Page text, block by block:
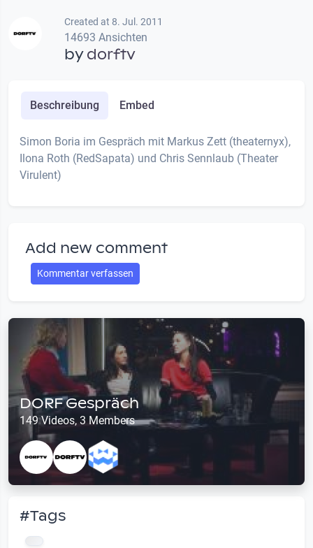
Created at 8. Jul. 2011
14693 Ansichten
bydorftv
Beschreibung Embed
Simon Boria im Gespräch mit Markus Zett (theaternyx),
Ilona Roth (RedSapata) und Chris Sennlaub (Theater
Virulent)
Add new comment
Kommentar verfassen
DORF Gespräch
149 Videos, 3 Members
#Tags